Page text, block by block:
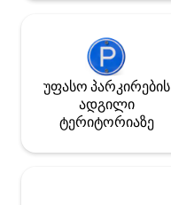
უფასო პარკირების
ადგილი
ტერიტორიაზე